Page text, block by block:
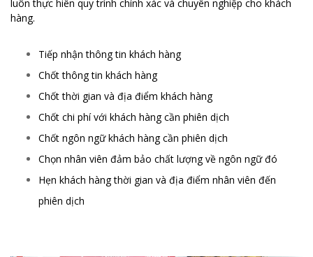
luôn thực hiên quy trình chính xác và chuyên nghiệp cho khách
hàng.
Tiếp nhận thông tin khách hàng
Chốt thông tin khách hàng
Chốt thời gian và địa điểm khách hàng
Chốt chi phí với khách hàng cần phiên dịch
Chốt ngôn ngữ khách hàng cần phiên dịch
Chọn nhân viên đảm bảo chất lượng về ngôn ngữ đó
Hẹn khách hàng thời gian và địa điểm nhân viên đến
phiên dịch